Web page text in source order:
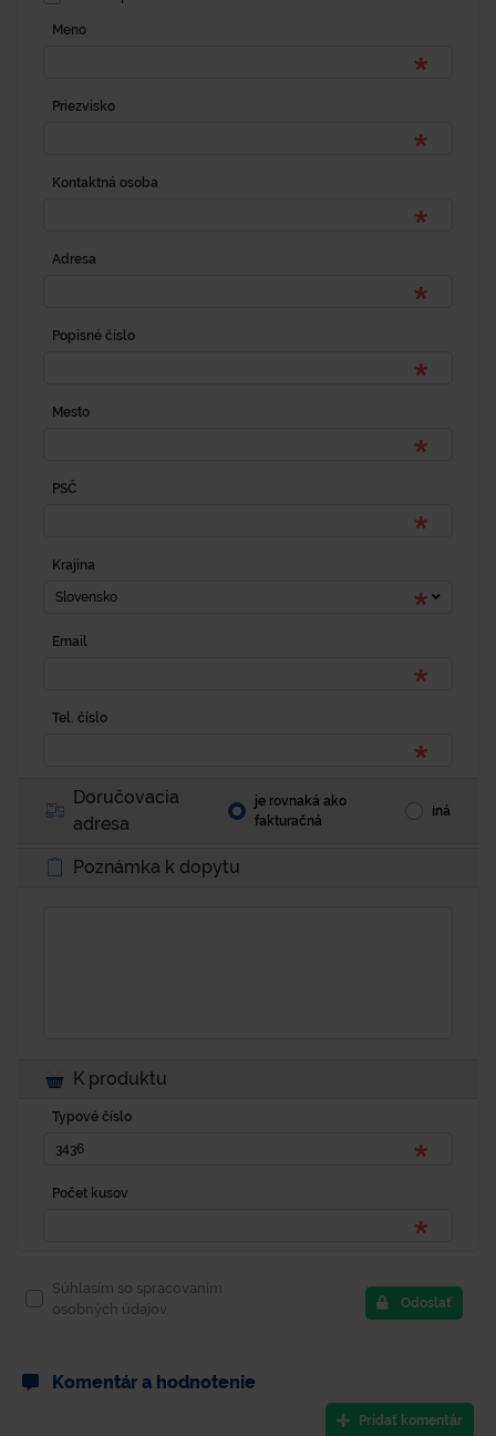
Meno
Priezvisko
Kontaktná osoba
Adresa
Popisné číslo
Mesto
PSČ
Krajina
Slovensko
Email
Tel. číslo
Doručovacia
adresa
je rovnaká ako
fakturačná
Iná
Poznámka k dopytu
K produktu
Typové číslo
Počet kusov
Súhlasím so spracovaním
osobných údajov.
Odoslať
Komentár a hodnotenie
Pridať komentár